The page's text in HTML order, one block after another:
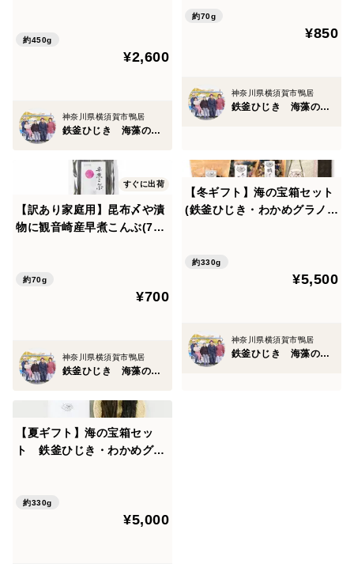
約450g
¥2,600
神奈川県横須賀市鴨居
鉄釜ひじき 海藻の房丸
約70g
¥850
神奈川県横須賀市鴨居
鉄釜ひじき 海藻の房丸
すぐに出荷
【訳あり家庭用】昆布〆や漬
物に観音崎産早煮こんぶ(70
約70g
¥700
神奈川県横須賀市鴨居
鉄釜ひじき 海藻の房丸
【冬ギフト】海の宝箱セット
(鉄釜ひじき・わかめグラノー
約330g
¥5,500
神奈川県横須賀市鴨居
鉄釜ひじき 海藻の房丸
【夏ギフト】海の宝箱セッ
ト 鉄釜ひじき・わかめグラ
約330g
¥5,000